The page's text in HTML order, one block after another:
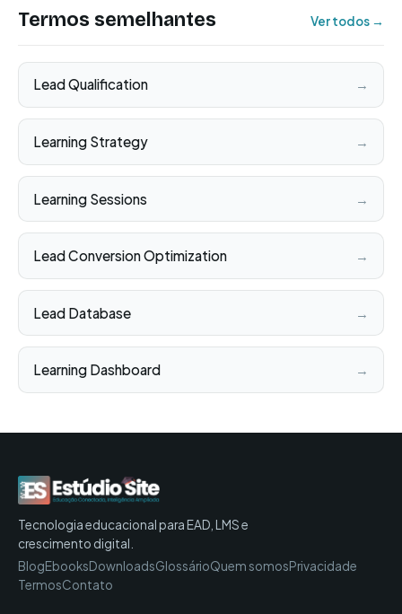
Termos semelhantes Ver todos →
Lead Qualification →
Learning Strategy →
Learning Sessions →
Lead Conversion Optimization →
Lead Database →
Learning Dashboard →
Tecnologia educacional para EAD, LMS e
crescimento digital.
BlogEbooksDownloadsGlossárioQuem somosPrivacidade
TermosContato